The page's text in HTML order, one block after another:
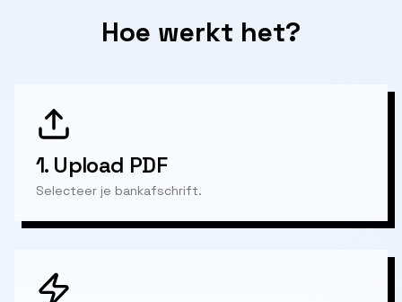
Hoe werkt het?
1. Upload PDF
Selecteer je bankafschrift.